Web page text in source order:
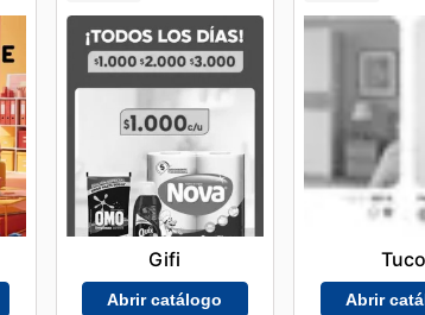
Gifi
Abrir catálogo
Tuco
Abrir